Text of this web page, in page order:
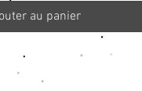
au panier